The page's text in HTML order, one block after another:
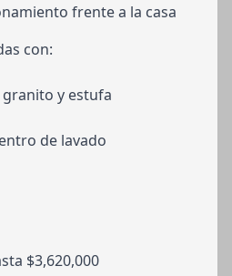
frente a la casa
con:
y estufa
de lavado
$3,620,000